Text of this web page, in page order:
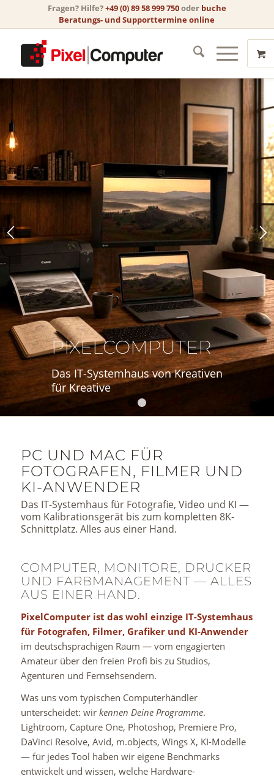
Fragen? Hilfe?+49 (0) 89 58 999 750oder buche
Beratungs- und Supporttermine online
PIXELCOMPUTER
Das IT-Systemhaus von Kreativen
für Kreative
PC UND MAC FÜR
FOTOGRAFEN, FILMER UND
KI-ANWENDER
Das IT-Systemhaus für Fotografie, Video und KI —
vom Kalibrationsgerät bis zum kompletten 8K-
Schnittplatz. Alles aus einer Hand.
COMPUTER, MONITORE, DRUCKER
UND FARBMANAGEMENT — ALLES
AUS EINER HAND.
PixelComputer ist das wohl einzige IT-Systemhaus
für Fotografen, Filmer, Grafiker und KI-Anwender
im deutschsprachigen Raum — vom engagierten
Amateur über den freien Profi bis zu Studios,
Agenturen und Fernsehsendern.
Was uns vom typischen Computerhändler
unterscheidet: wir kennen Deine Programme.
Lightroom, Capture One, Photoshop, Premiere Pro,
DaVinci Resolve, Avid, m.objects, Wings X, KI-Modelle
— für jedes Tool haben wir eigene Benchmarks
entwickelt und wissen, welche Hardware-